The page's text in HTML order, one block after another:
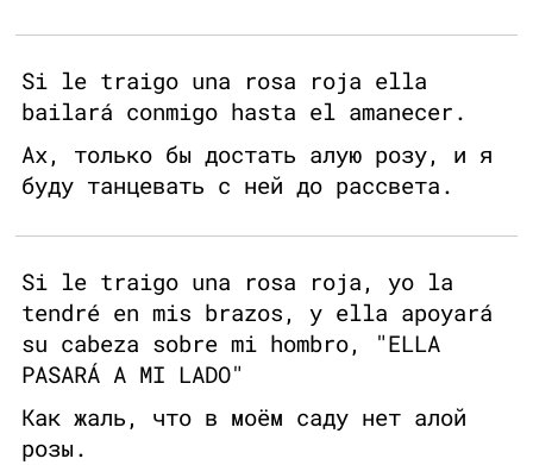
Si le traigo una rosa roja ella
bailará conmigo hasta el amanecer.
Ах, только бы достать алую розу, и я
буду танцевать с ней до рассвета.
Si le traigo una rosa roja, yo la
tendré en mis brazos, y ella apoyará
su cabeza sobre mi hombro, "ELLA
PASARÁ A MI LADO"
Как жаль, что в моём саду нет алой
розы.